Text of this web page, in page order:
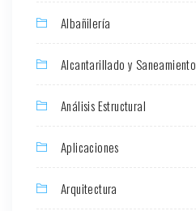
Albañilería
Alcantarillado y Saneamiento
Análisis Estructural
Aplicaciones
Arquitectura